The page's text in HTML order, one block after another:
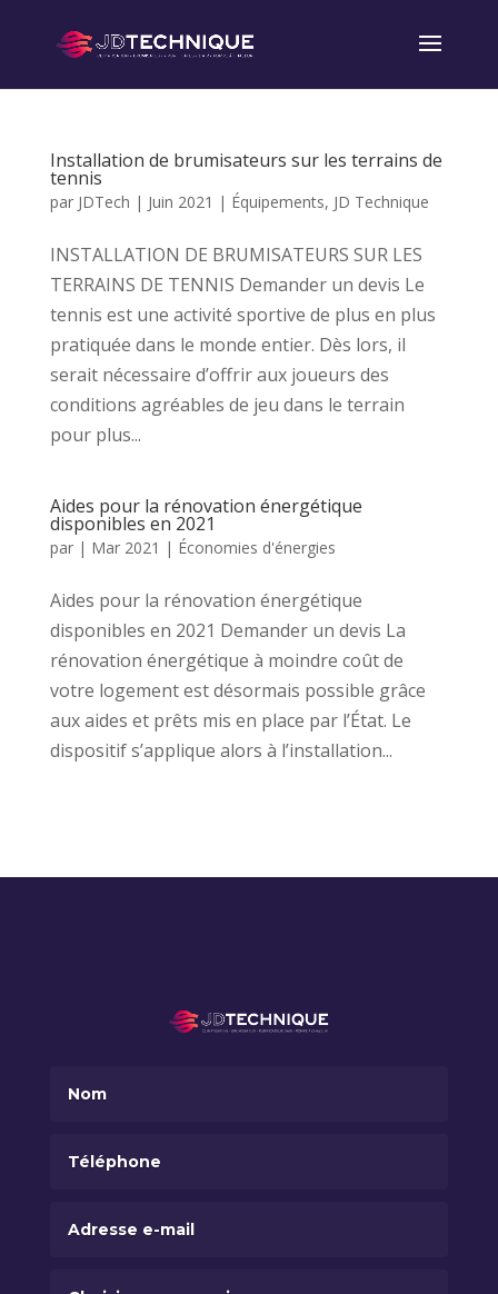
Installation de brumisateurs sur les terrains de
tennis
par JDTech | Juin 2021 | Équipements, JD Technique
INSTALLATION DE BRUMISATEURS SUR LES
TERRAINS DE TENNIS Demander un devis Le
tennis est une activité sportive de plus en plus
pratiquée dans le monde entier. Dès lors, il
serait nécessaire d’offrir aux joueurs des
conditions agréables de jeu dans le terrain
pour plus...
Aides pour la rénovation énergétique
disponibles en 2021
par | Mar 2021 | Économies d'énergies
Aides pour la rénovation énergétique
disponibles en 2021 Demander un devis La
rénovation énergétique à moindre coût de
votre logement est désormais possible grâce
aux aides et prêts mis en place par l’État. Le
dispositif s’applique alors à l’installation...